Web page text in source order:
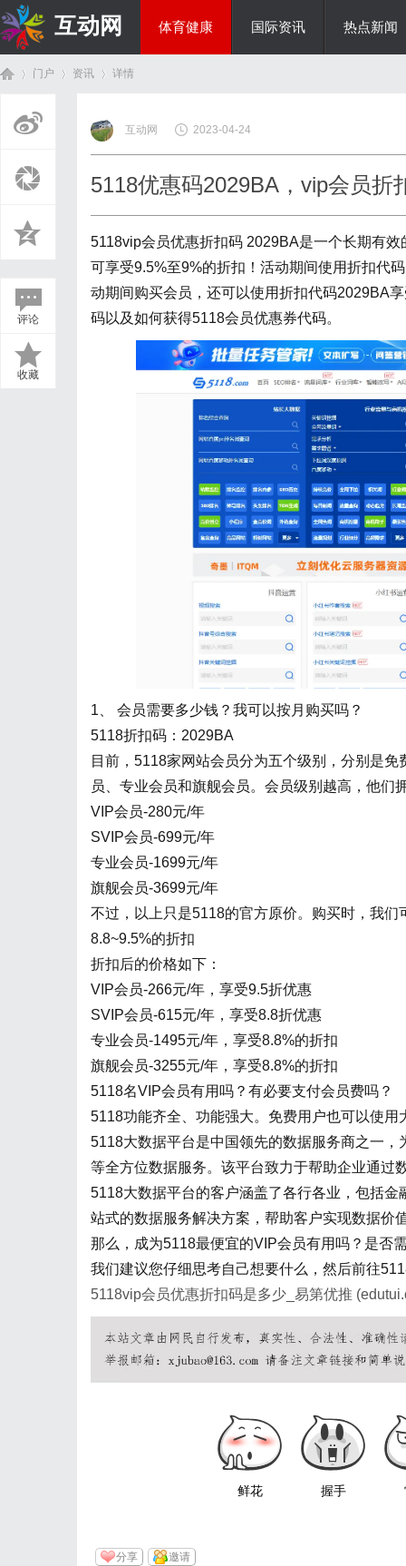
互动网 体育健康 国际资讯 热点新闻
门户 资讯
›
详情
评论
收藏
互动网 2023-04-24
5118优惠码2029BA，vip会员折
5118vip会员优惠折扣码 2029BA是一个长期有
可享受9.5%至9%的折扣！活动期间使用折扣代
动期间购买会员，还可以使用折扣代码2029BA
码以及如何获得5118会员优惠券代码。
1、 会员需要多少钱？我可以按月购买吗？
5118折扣码：2029BA
目前，5118家网站会员分为五个级别，分别是
员、专业会员和旗舰会员。会员级别越高，他们
VIP会员-280元/年
SVIP会员-699元/年
专业会员-1699元/年
旗舰会员-3699元/年
不过，以上只是5118的官方原价。购买时，我
8.8~9.5%的折扣
折扣后的价格如下：
VIP会员-266元/年，享受9.5折优惠
SVIP会员-615元/年，享受8.8折优惠
专业会员-1495元/年，享受8.8%的折扣
旗舰会员-3255元/年，享受8.8%的折扣
5118名VIP会员有用吗？有必要支付会员费吗？
5118功能齐全、功能强大。免费用户也可以使
5118大数据平台是中国领先的数据服务商之一
等全方位数据服务。该平台致力于帮助企业通过
5118大数据平台的客户涵盖了各行各业，包括
站式的数据服务解决方案，帮助客户实现数据价
那么，成为5118最便宜的VIP会员有用吗？是否
我们建议您仔细思考自己想要什么，然后前往
5118vip会员优惠折扣码是多少_易第优推
鲜花 握手
分享 邀请